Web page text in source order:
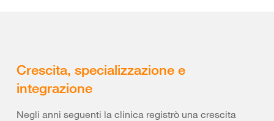
Crescita, specializzazione e
integrazione
Negli anni seguenti la clinica registrò una crescita